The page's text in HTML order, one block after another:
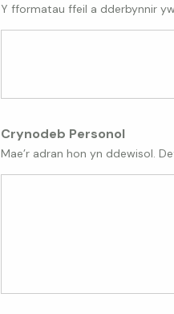
Y fformatau ffeil a dderbynnir
Crynodeb Personol
Mae’r adran hon yn ddewisol.